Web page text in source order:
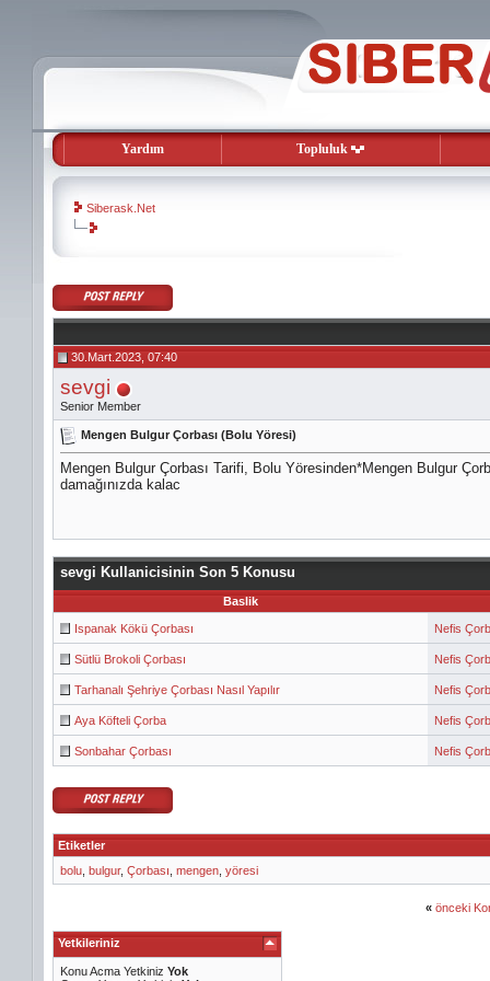
Yardım Topluluk
Siberask.Net
evooli
gaziantep
escort
gaziantep
escort
30.Mart.2023, 07:40
sevgi
Senior Member
Mengen Bulgur Çorbası (Bolu Yöresi)
Mengen Bulgur Çorbası Tarifi, Bolu Yöresinden*Mengen Bulgur
damağınızda kalac
sevgi Kullanicisinin Son 5 Konusu
Baslik
Ispanak Kökü Çorbası Nefis
Sütlü Brokoli Çorbası Nefis
Tarhanalı Şehriye Çorbası Nasıl Yapılır Nefis
Aya Köfteli Çorba Nefis
Sonbahar Çorbası Nefis
Etiketler
bolu bulgur, Çorbası mengen yöresi
« önceki
Yetkileriniz
Konu Acma Yetkiniz Yok